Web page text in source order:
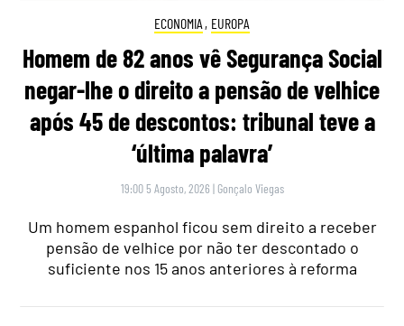
ECONOMIA , EUROPA
Homem de 82 anos vê Segurança Social
negar-lhe o direito a pensão de velhice
após 45 de descontos: tribunal teve a
‘última palavra’
19:00 5 Agosto, 2026 | Gonçalo Viegas
Um homem espanhol ficou sem direito a receber
pensão de velhice por não ter descontado o
suficiente nos 15 anos anteriores à reforma